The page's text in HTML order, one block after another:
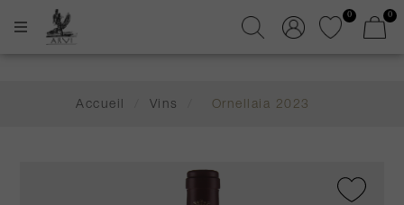
0 0
Accueil Vins Ornellaia 2023